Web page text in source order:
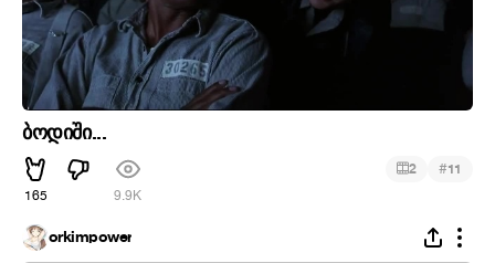
ბოდიში...
165 9.9K
2 #11
orkimpower